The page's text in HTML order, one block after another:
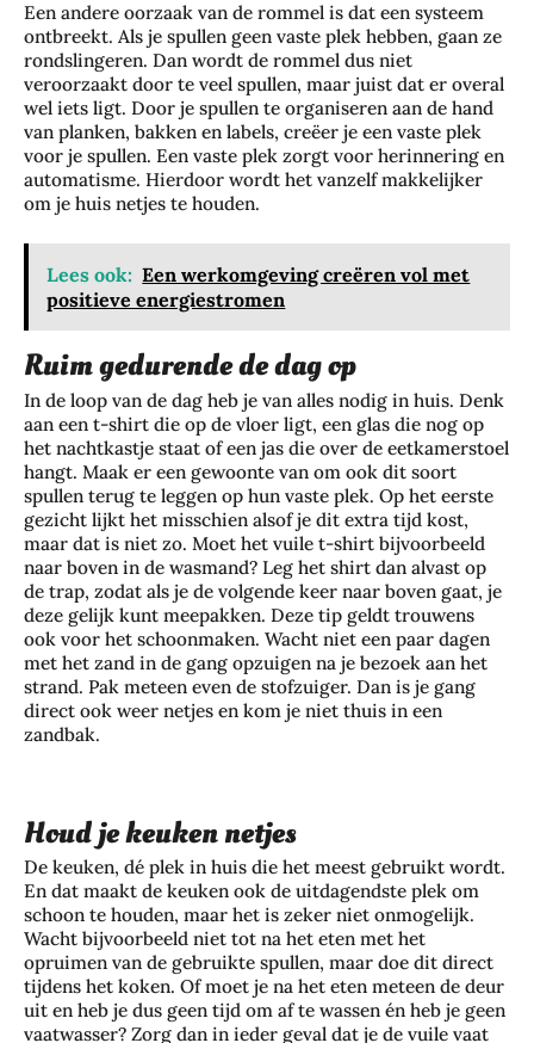
Een andere oorzaak van de rommel is dat een systeem
ontbreekt. Als je spullen geen vaste plek hebben, gaan ze
rondslingeren. Dan wordt de rommel dus niet
veroorzaakt door te veel spullen, maar juist dat er overal
wel iets ligt. Door je spullen te organiseren aan de hand
van planken, bakken en labels, creëer je een vaste plek
voor je spullen. Een vaste plek zorgt voor herinnering en
automatisme. Hierdoor wordt het vanzelf makkelijker
om je huis netjes te houden.
Lees ook: Een werkomgeving creëren vol met
positieve energiestromen
Ruim gedurende de dag op
In de loop van de dag heb je van alles nodig in huis. Denk
aan een t-shirt die op de vloer ligt, een glas die nog op
het nachtkastje staat of een jas die over de eetkamerstoel
hangt. Maak er een gewoonte van om ook dit soort
spullen terug te leggen op hun vaste plek. Op het eerste
gezicht lijkt het misschien alsof je dit extra tijd kost,
maar dat is niet zo. Moet het vuile t-shirt bijvoorbeeld
naar boven in de wasmand? Leg het shirt dan alvast op
de trap, zodat als je de volgende keer naar boven gaat, je
deze gelijk kunt meepakken. Deze tip geldt trouwens
ook voor het schoonmaken. Wacht niet een paar dagen
met het zand in de gang opzuigen na je bezoek aan het
strand. Pak meteen even de stofzuiger. Dan is je gang
direct ook weer netjes en kom je niet thuis in een
zandbak.
Houd je keuken netjes
De keuken, dé plek in huis die het meest gebruikt wordt.
En dat maakt de keuken ook de uitdagendste plek om
schoon te houden, maar het is zeker niet onmogelijk.
Wacht bijvoorbeeld niet tot na het eten met het
opruimen van de gebruikte spullen, maar doe dit direct
tijdens het koken. Of moet je na het eten meteen de deur
uit en heb je dus geen tijd om af te wassen én heb je geen
vaatwasser? Zorg dan in ieder geval dat je de vuile vaat